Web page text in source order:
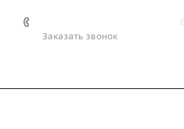
Заказать звонок